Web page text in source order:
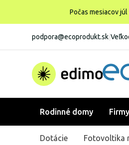
Počas mesiacov
podpora@ecoprodukt.sk
Rodinné domy Firmy
Dotácie Fotovoltika